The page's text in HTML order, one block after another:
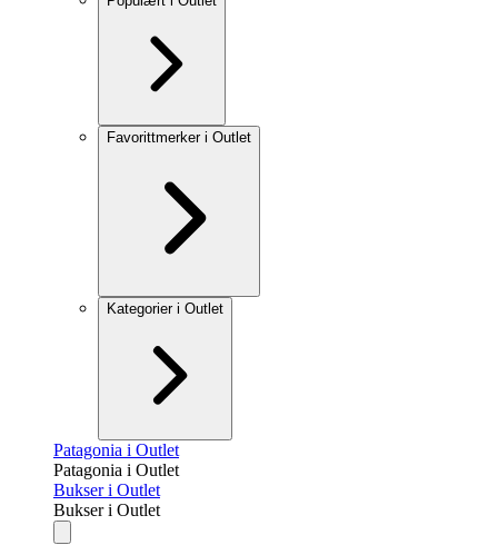
Favorittmerker i Outlet
Kategorier i Outlet
Patagonia i Outlet
Patagonia i Outlet
Bukser i Outlet
Bukser i Outlet